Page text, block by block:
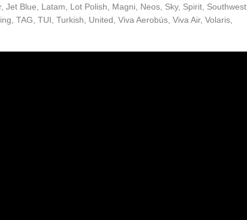
Jet Blue, Latam, Lot Polish, Magni, Neos, Sky, Spirit, Southwest,
TAG, TUI, Turkish, United, Viva Aerobús, Viva Air, Volaris,